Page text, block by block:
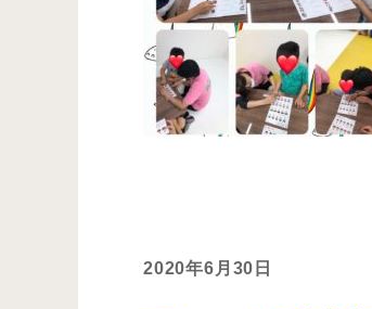
2020年6月30日